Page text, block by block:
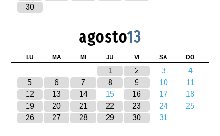
30
agosto13
LU MA MI JU VI SA DO
1 2 3
4
5
6 7 8 9 10
11
12
13 14 15 16 17
18
19
20 21 22 23 24
25
26
27 28 29 30 31